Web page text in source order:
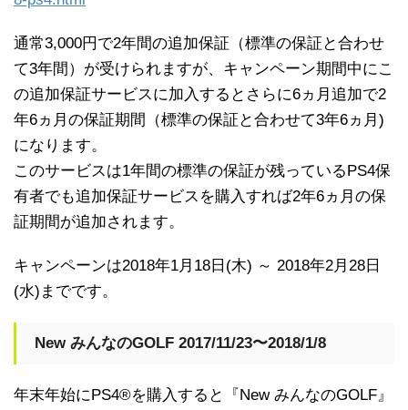
通常3,000円で2年間の追加保証（標準の保証と合わせ
て3年間）が受けられますが、キャンペーン期間中にこ
の追加保証サービスに加入するとさらに6ヵ月追加で2
年6ヵ月の保証期間（標準の保証と合わせて3年6ヵ月)
になります。
このサービスは1年間の標準の保証が残っているPS4保
有者でも追加保証サービスを購入すれば2年6ヵ月の保
証期間が追加されます。
キャンペーンは2018年1月18日(木) ～ 2018年2月28日
(水)までです。
New みんなのGOLF 2017/11/23〜2018/1/8
年末年始にPS4®を購入すると『New みんなのGOLF』